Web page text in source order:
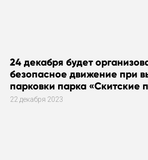
24 декабря будет
безопасное движение при
парковки парка «Скитские
22 декабря 2023